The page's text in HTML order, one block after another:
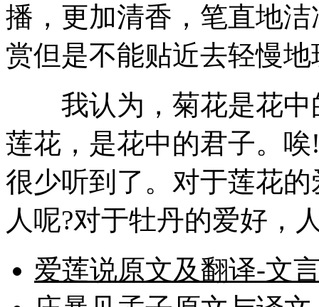
播，更加清香，笔直地
赏但是不能贴近去轻慢
我认为，菊花是花中
莲花，是花中的君子。
很少听到了。对于莲花
人呢?对于牡丹的爱好，
爱莲说原文及翻译-文